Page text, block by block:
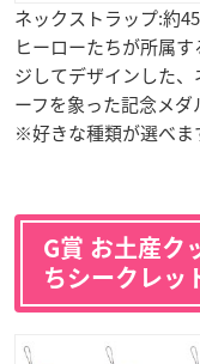
ネックストラップ:約
ヒーローたちが所属
ジしてデザインした
ーフを象った記念メダ
※好きな種類が選べま
G賞 お土産ク
ちシークレッ